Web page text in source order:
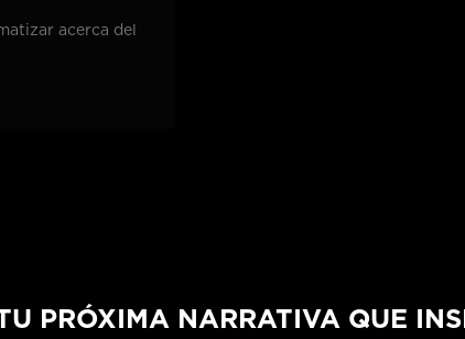
acerca del
PRÓXIMA NARRATIVA QUE